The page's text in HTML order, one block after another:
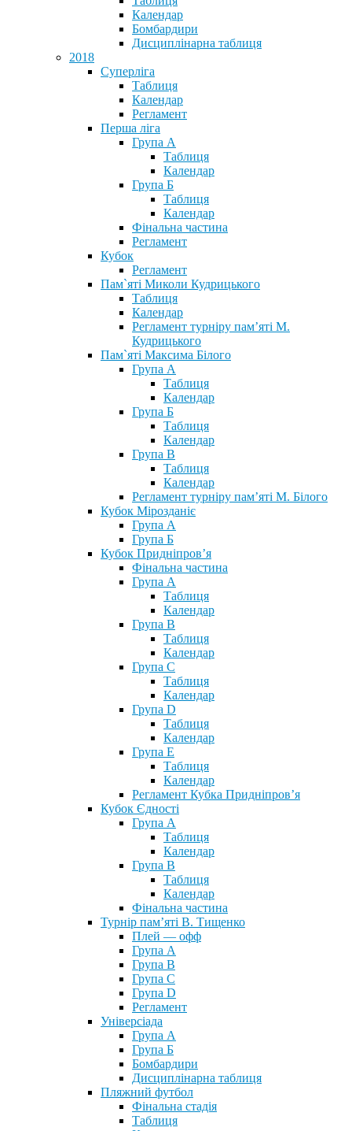
Календар
Бомбардири
Дисциплінарна таблиця
2018
Суперліга
Таблиця
Календар
Регламент
Перша ліга
Група А
Таблиця
Календар
Група Б
Таблиця
Календар
Фінальна частина
Регламент
Кубок
Регламент
Пам`яті Миколи Кудрицького
Таблиця
Календар
Регламент турніру пам’яті М.
Кудрицького
Пам`яті Максима Білого
Група А
Таблиця
Календар
Група Б
Таблиця
Календар
Група В
Таблиця
Календар
Регламент турніру пам’яті М. Білого
Кубок Мірозданіє
Група А
Група Б
Кубок Придніпров’я
Фінальна частина
Група А
Таблиця
Календар
Група В
Таблиця
Календар
Група С
Таблиця
Календар
Група D
Таблиця
Календар
Група Е
Таблиця
Календар
Регламент Кубка Придніпров’я
Кубок Єдності
Група А
Таблиця
Календар
Група В
Таблиця
Календар
Фінальна частина
Турнір пам’яті В. Тищенко
Плей — офф
Група А
Група B
Група С
Група D
Регламент
Універсіада
Група А
Група Б
Бомбардири
Дисциплінарна таблиця
Пляжний футбол
Фінальна стадія
Таблиця